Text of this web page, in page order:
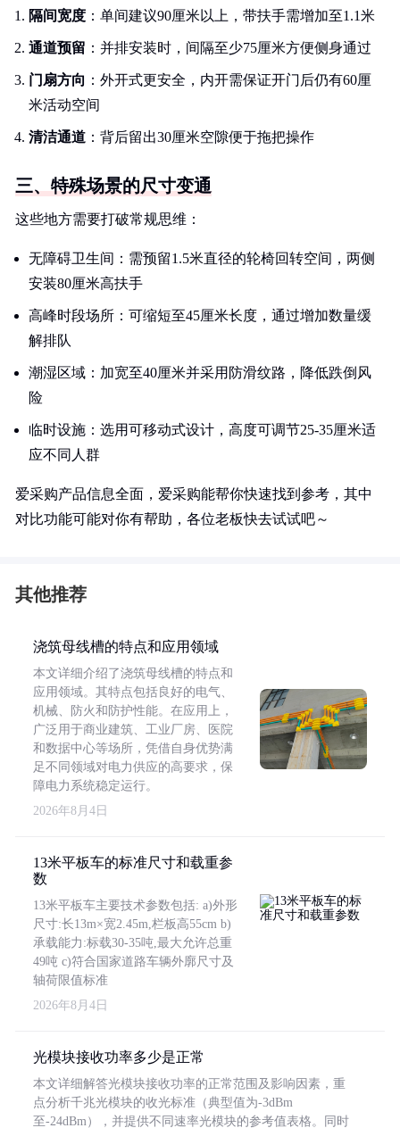
隔间宽度 ：单间建议90厘米以上，带扶手需增加至1.1米
通道预留 ：并排安装时，间隔至少75厘米方便侧身通过
门扇方向 ：外开式更安全，内开需保证开门后仍有60厘
米活动空间
清洁通道 ：背后留出30厘米空隙便于拖把操作
三、特殊场景的尺寸变通
这些地方需要打破常规思维：
无障碍卫生间：需预留1.5米直径的轮椅回转空间，两侧
安装80厘米高扶手
高峰时段场所：可缩短至45厘米长度，通过增加数量缓
解排队
潮湿区域：加宽至40厘米并采用防滑纹路，降低跌倒风
险
临时设施：选用可移动式设计，高度可调节25-35厘米适
应不同人群
爱采购产品信息全面，爱采购能帮你快速找到参考，其中
对比功能可能对你有帮助，各位老板快去试试吧～
其他推荐
浇筑母线槽的特点和应用领域
本文详细介绍了浇筑母线槽的特点和
应用领域。其特点包括良好的电气、
机械、防火和防护性能。在应用上，
广泛用于商业建筑、工业厂房、医院
和数据中心等场所，凭借自身优势满
足不同领域对电力供应的高要求，保
障电力系统稳定运行。
2026年8月4日
13米平板车的标准尺寸和载重参
数
13米平板车主要技术参数包括: a)外形
尺寸:长13m×宽2.45m,栏板高55cm b)
承载能力:标载30-35吨,最大允许总重
49吨 c)符合国家道路车辆外廓尺寸及
轴荷限值标准
2026年8月4日
光模块接收功率多少是正常
本文详细解答光模块接收功率的正常范围及影响因素，重
点分析千兆光模块的收光标准（典型值为-3dBm
至-24dBm），并提供不同速率光模块的参考值表格。同时